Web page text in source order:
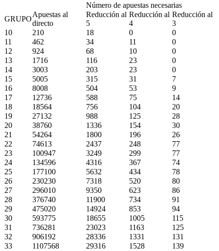
Número de apuestas necesarias
GRUPO
Apuestas al
directo
Reducción al
5
Reducción al
4
Reducción al
3
10
210 18 0
0
11
462 34 11
0
12
924 68 10
0
13
1716 116 23
0
14
3003 203 23
0
15
5005 315 31
7
16
8008 504 53
9
17
12736 588 75
14
18
18564 756 104
20
19
27132 988 125
28
20
38760 1336 154
30
21
54264 1800 196
26
22
74613 2437 248
77
23
100947 3249 299
77
24
134596 4316 367
74
25
177100 5632 434
78
26
230230 7318 520
80
27
296010 9350 623
86
28
376740 11900 734
91
29
475020 14924 853
94
30
593775 18655 1005
115
31
736281 23023 1163
125
32
906192 28336 1331
131
33
1107568 29316 1528
139